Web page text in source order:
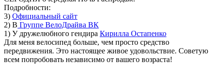
Подробности:
3) Официальный сайт
2) В Группе ВелоДрайва ВК
1) У дружелюбного гендира Кирилла Остапенко
Для меня велосипед больше, чем просто средство
передвижения. Это настоящее живое удовольствие. Советую
всем попробовать независимо от вашего возраста!